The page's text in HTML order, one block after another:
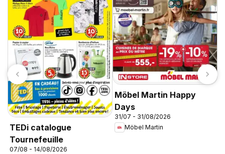
TEDi catalogue
Tournefeuille
07/08 - 14/08/2026
Möbel Martin Happy
Days
31/07 - 31/08/2026
Möbel Martin